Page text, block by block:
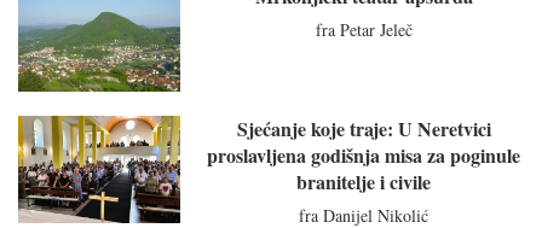
fra Petar Jeleč
Sjećanje koje traje: U Neretvici
proslavljena godišnja misa za poginule
branitelje i civile
fra Danijel Nikolić